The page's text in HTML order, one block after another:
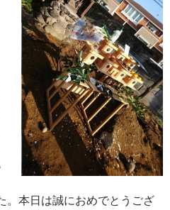
。本日は誠におめでとうござ